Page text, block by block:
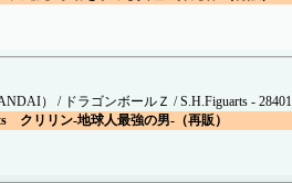
） / ドラゴンボールＺ / S.H.Figuarts -
クリリン-地球人最強の男-（再販）